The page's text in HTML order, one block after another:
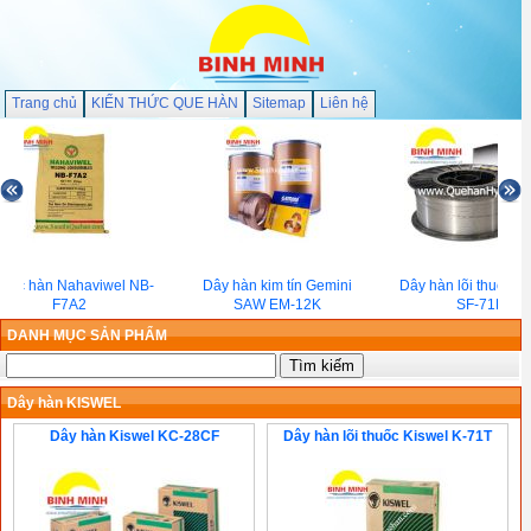
Trang chủ KIẾN THỨC QUE HÀN Sitemap Liên hệ
hàn Nahaviwel NB-
F7A2
Dây hàn kim tín Gemini
SAW EM-12K
Dây hàn lõi thuốc
SF-71LF
DANH MỤC SẢN PHẨM
Dây hàn KISWEL
Dây hàn Kiswel KC-28CF
Dây hàn lõi thuốc Kiswel K-71T